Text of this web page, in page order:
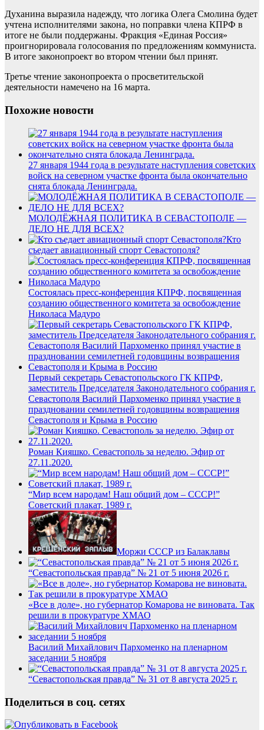
Духанина выразила надежду, что логика Олега Смолина будет
учтена исполнителями закона, но поправки члена КПРФ в
итоге не были поддержаны. Фракция «Единая Россия»
проигнорировала голосования по предложениям коммуниста.
В итоге законопроект во втором чтении был принят.
Третье чтение законопроекта о просветительской
деятельности намечено на 16 марта.
Похожие новости
27 января 1944 года в результате наступления советских
войск на северном участке фронта была окончательно
снята блокада Ленинграда.
МОЛОДЁЖНАЯ ПОЛИТИКА В СЕВАСТОПОЛЕ —
ДЕЛО НЕ ДЛЯ ВСЕХ?
Кто
съедает авиационный спорт Севастополя?
Состоялась пресс-конференция КПРФ, посвященная
созданию общественного комитета за освобождение
Николаса Мадуро
Первый секретарь Севастопольского ГК КПРФ,
заместитель Председателя Законодательного собрания г.
Севастополя Василий Пархоменко принял участие в
праздновании семилетней годовщины возвращения
Севастополя и Крыма в Россию
Роман Кияшко. Севастополь за неделю. Эфир от
27.11.2020.
“Мир всем народам! Наш общий дом – СССР!”
Советский плакат, 1989 г.
Моржи СССР из Балаклавы
“Севастопольская правда” № 21 от 5 июня 2026 г.
«Все в доле», но губернатор Комарова не виновата. Так
решили в прокуратуре ХМАО
Василий Михайлович Пархоменко на пленарном
заседании 5 ноября
“Севастопольская правда” № 31 от 8 августа 2025 г.
Поделиться в соц. сетях